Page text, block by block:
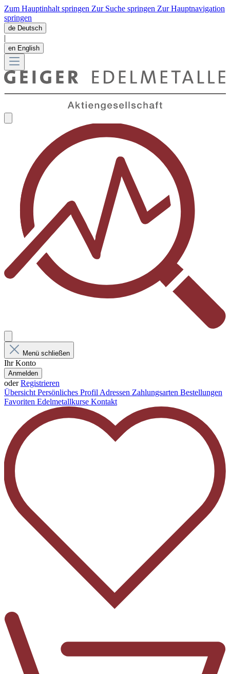
Zum Hauptinhalt springen Zur Suche springen Zur Hauptnavigation
springen
de Deutsch
|
en English
Menü schließen
Ihr Konto
Anmelden
oderRegistrieren
ÜbersichtPersönliches ProfilAdressen Zahlungsarten Bestellungen
Favoriten Edelmetallkurse Kontakt